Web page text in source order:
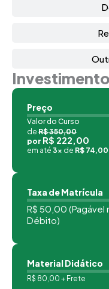
Investimento
Preço
Valor do Curso
de R$ 350,00
por R$ 222,00
em até 3x de R$ 74,00
Taxa de Matrícula
R$ 50,00
Débito)
Material Didático
R$ 80,00 + Frete